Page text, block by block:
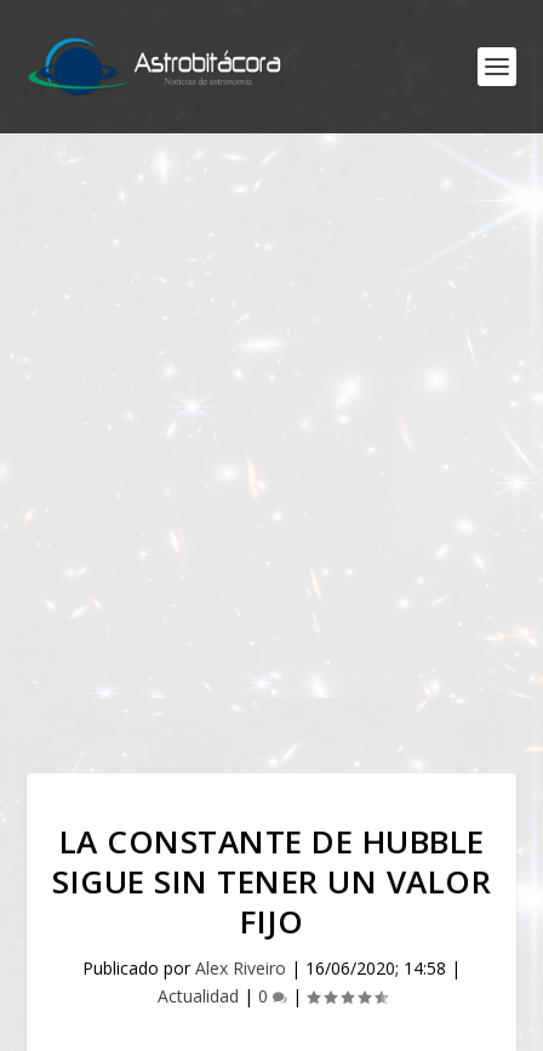
LA CONSTANTE DE HUBBLE
SIGUE SIN TENER UN VALOR
FIJO
Publicado porAlex Riveiro | 16/06/2020; 14:58 |
Actualidad | 0 |